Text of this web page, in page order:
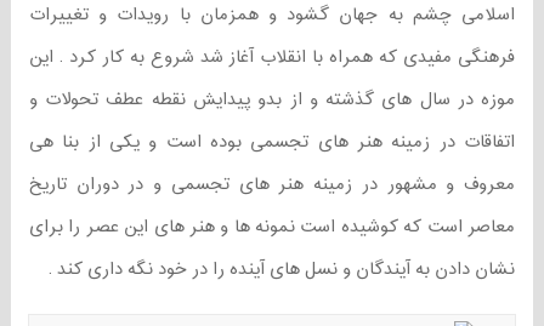
اسلامی چشم به جهان گشود و همزمان با رویدات و تغییرات
فرهنگی مفیدی که همراه با انقلاب آغاز شد شروع به کار کرد . این
موزه در سال های گذشته و از بدو پیدایش نقطه عطف تحولات و
اتفاقات در زمینه هنر های تجسمی بوده است و یکی از بنا هی
معروف و مشهور در زمینه هنر های تجسمی و در دوران تاریخ
معاصر است که کوشیده است نمونه ها و هنر های این عصر را برای
نشان دادن به آیندگان و نسل های آینده را در خود نگه داری کند .